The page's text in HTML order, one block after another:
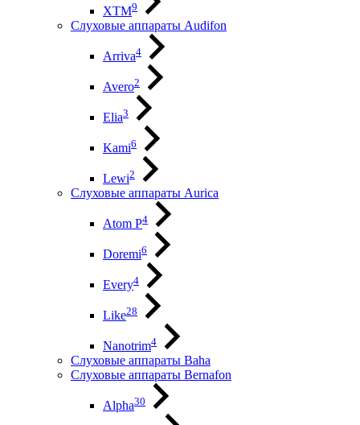
XTM9
Слуховые аппараты Audifon
Arriva4
Avero2
Elia3
Kami6
Lewi2
Слуховые аппараты Aurica
Atom P4
Doremi6
Every4
Like28
Nanotrim4
Слуховые аппараты Baha
Слуховые аппараты Bernafon
Alpha30